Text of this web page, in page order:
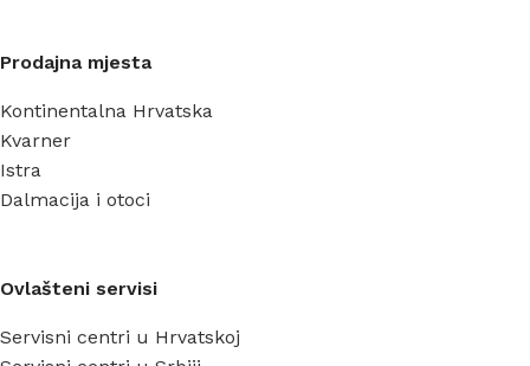
Prodajna mjesta
Kontinentalna Hrvatska
Kvarner
Istra
Dalmacija i otoci
Ovlašteni servisi
Servisni centri u Hrvatskoj